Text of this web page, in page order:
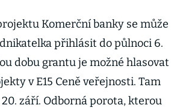
Komerční banky se může
přihlásit do půlnoci 6.
dobu grantu je možné hlasovat
v E15 Ceně veřejnosti. Tam
září. Odborná porota, kterou